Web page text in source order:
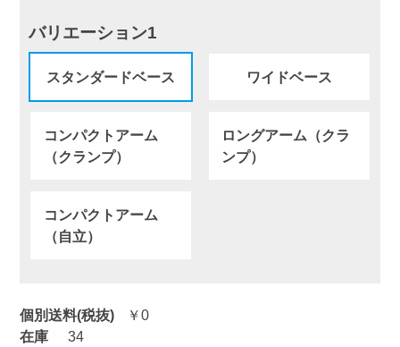
個別送料(税抜) ￥0
バリエーション1
スタンダードベース ワイドベース
コンパクトアーム
（クランプ）
ロングアーム（クラ
ンプ）
コンパクトアーム
（自立）
在庫 34